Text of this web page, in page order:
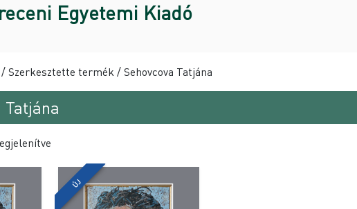
Egyetemi Kiadó
Szerkesztette termék / Sehovcova Tatjána
Tatjána
ÚJ